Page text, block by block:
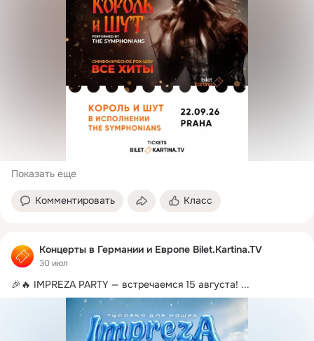
Показать еще
Комментировать Класс
Концерты в Германии и Европе Bilet.Kartina.TV
30 июл
🎉🔥 IMPREZA PARTY — встречаемся 15 августа! ...